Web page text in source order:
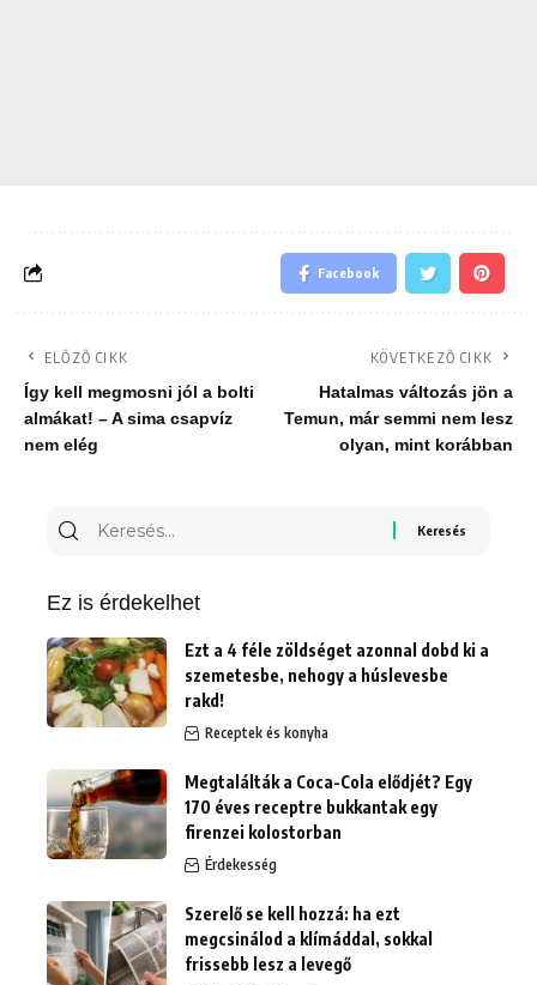
Facebook
ELŐZŐ CIKK
Így kell megmosni jól a bolti
almákat! – A sima csapvíz
nem elég
KÖVETKEZŐ CIKK
Hatalmas változás jön a
Temun, már semmi nem lesz
olyan, mint korábban
Keresés
Ez is érdekelhet
Ezt a 4 féle zöldséget azonnal dobd ki a
szemetesbe, nehogy a húslevesbe
rakd!
Receptek és konyha
Megtalálták a Coca-Cola elődjét? Egy
170 éves receptre bukkantak egy
firenzei kolostorban
Érdekesség
Szerelő se kell hozzá: ha ezt
megcsinálod a klímáddal, sokkal
frissebb lesz a levegő